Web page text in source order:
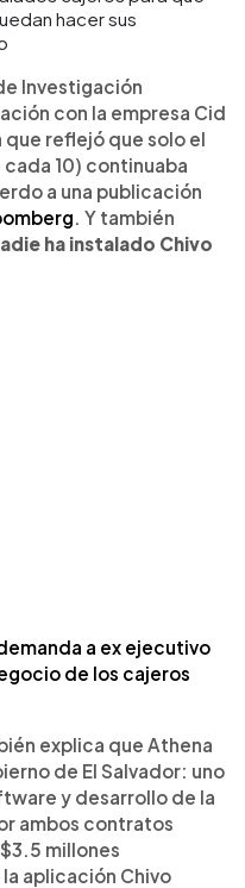
hacer sus
Investigación
con la empresa Cid
que reflejó que solo el
10) continuaba
a una publicación
. Y también
ha instalado Chivo
a ex ejecutivo
de los cajeros
explica que Athena
de El Salvador: uno
y desarrollo de la
ambos contratos
millones
aplicación Chivo